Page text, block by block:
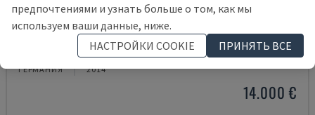
SCHRÄGLADEMAGAZIN
LOHMEIER - СИСТЕМА ПЕРЕМЕЩЕНИЯ ЗАГОТОВОК
ГЕРМАНИЯ 2014
14.000 €
предпочтениями и узнать больше о том, как мы
используем ваши данные, ниже.
НАСТРОЙКИ COOKIE
ПРИНЯТЬ ВСЕ